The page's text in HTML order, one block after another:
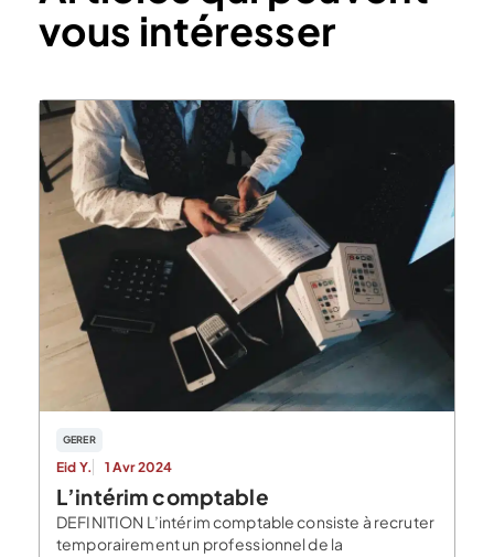
vous intéresser
GERER
Eid Y. 1 Avr 2024
L’intérim comptable
DEFINITION L’intérim comptable consiste à recruter
temporairement un professionnel de la